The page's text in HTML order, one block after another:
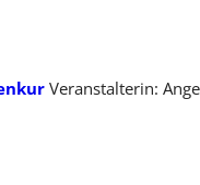
Veranstalterin: